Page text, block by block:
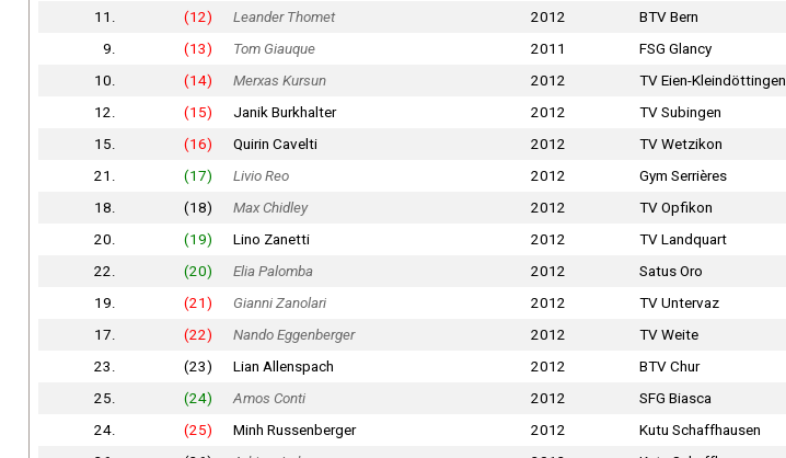
11. (12) Leander Thomet 2012 BTV Bern
9. (13) Tom Giauque 2011 FSG Glancy
10. (14) Merxas Kursun 2012 TV Eien-Kleindöttingen
12. (15) Janik Burkhalter 2012 TV Subingen
15. (16) Quirin Cavelti 2012 TV Wetzikon
21. (17) Livio Reo 2012 Gym Serrières
18. (18) Max Chidley 2012 TV Opfikon
20. (19) Lino Zanetti 2012 TV Landquart
22. (20) Elia Palomba 2012 Satus Oro
19. (21) Gianni Zanolari 2012 TV Untervaz
17. (22) Nando Eggenberger 2012 TV Weite
23. (23) Lian Allenspach 2012 BTV Chur
25. (24) Amos Conti 2012 SFG Biasca
24. (25) Minh Russenberger 2012 Kutu Schaffhausen